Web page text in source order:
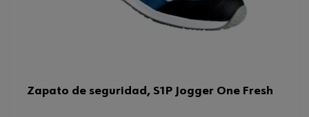
Zapato de seguridad, S1P Jogger One Fresh